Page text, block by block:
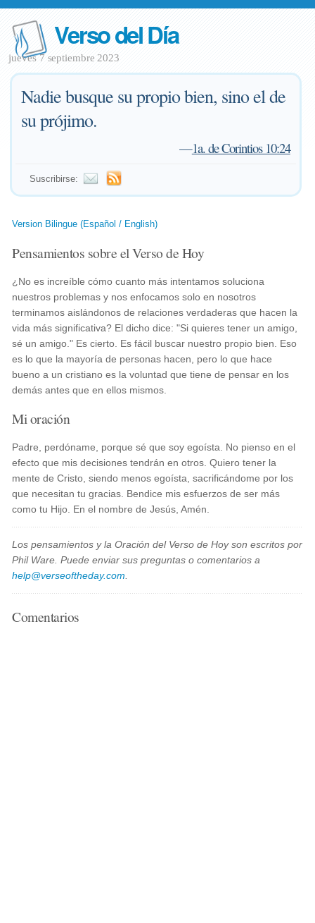
Verso del Día
jueves 7 septiembre 2023
Nadie busque su propio bien, sino el de
su prójimo.
—1a. de Corintios 10:24
Suscribirse:
Version Bilingue (Español / English)
Pensamientos sobre el Verso de Hoy
¿No es increíble cómo cuanto más intentamos soluciona
nuestros problemas y nos enfocamos solo en nosotros
terminamos aislándonos de relaciones verdaderas que hacen la
vida más significativa? El dicho dice: "Si quieres tener un amigo,
sé un amigo." Es cierto. Es fácil buscar nuestro propio bien. Eso
es lo que la mayoría de personas hacen, pero lo que hace
bueno a un cristiano es la voluntad que tiene de pensar en los
demás antes que en ellos mismos.
Mi oración
Padre, perdóname, porque sé que soy egoísta. No pienso en el
efecto que mis decisiones tendrán en otros. Quiero tener la
mente de Cristo, siendo menos egoísta, sacrificándome por los
que necesitan tu gracias. Bendice mis esfuerzos de ser más
como tu Hijo. En el nombre de Jesús, Amén.
Los pensamientos y la Oración del Verso de Hoy son escritos por
Phil Ware. Puede enviar sus preguntas o comentarios a
help@verseoftheday.com
Comentarios